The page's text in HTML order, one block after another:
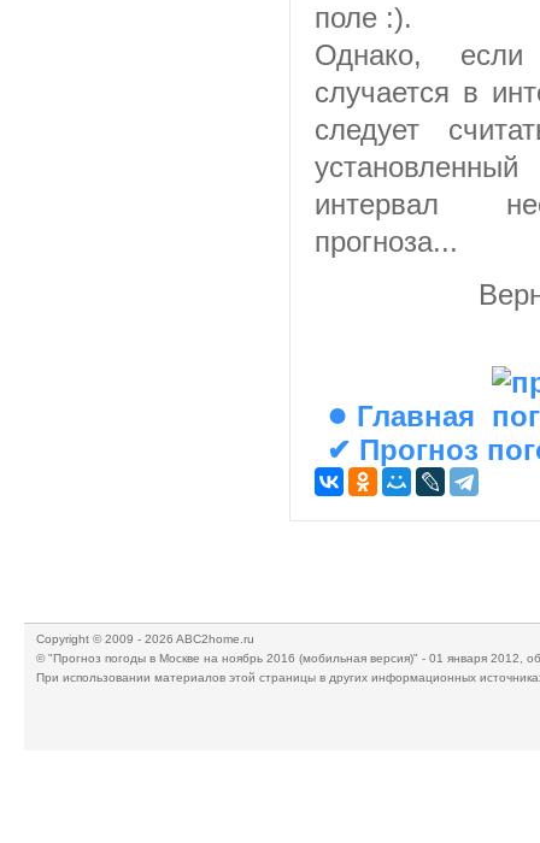
поле :).
Однако, если
случается в
следует
интервал
прогноза...
● Главная
✔ Прогноз
Copyright © 2009 - 2026 ABC2home.ru
© "Прогноз погоды в Москве на ноябрь 2016 (мобильная версия)" - 01 января 2012,
При использовании материалов этой страницы в других информационных